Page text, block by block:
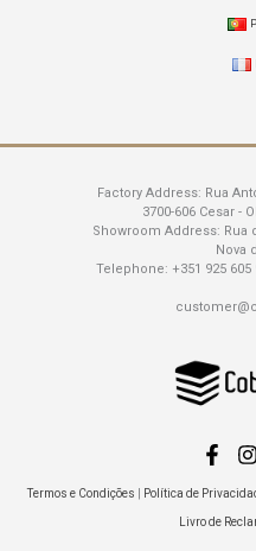
Factory Address: Rua
3700-606 Cesar -
Showroom Address: Rua
Nova
Telephone: +351 925
Termos e Condições Política de
Livro de